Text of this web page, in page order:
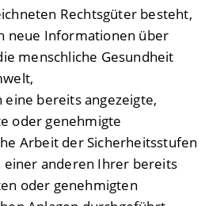
Rechtsgüter besteht,
neue Informationen über
menschliche Gesundheit
eine bereits angezeigte,
oder genehmigte
Arbeit der Sicherheitsstufen
einer anderen Ihrer bereits
oder genehmigten